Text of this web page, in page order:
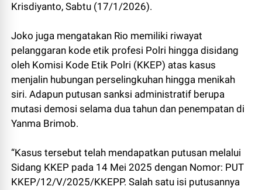
Krisdiyanto, Sabtu (17/1/2026).
Joko juga mengatakan Rio memiliki riwayat
pelanggaran kode etik profesi Polri hingga disidang
oleh Komisi Kode Etik Polri (KKEP) atas kasus
menjalin hubungan perselingkuhan hingga menikah
siri. Adapun putusan sanksi administratif berupa
mutasi demosi selama dua tahun dan penempatan di
Yanma Brimob.
“Kasus tersebut telah mendapatkan putusan melalui
Sidang KKEP pada 14 Mei 2025 dengan Nomor: PUT
KKEP/12/V/2025/KKEPP. Salah satu isi putusannya